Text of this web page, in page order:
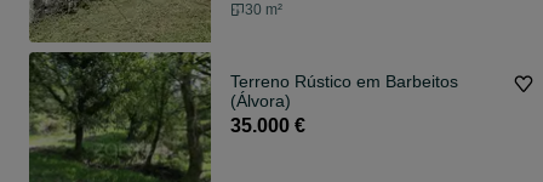
30 m²
Terreno Rústico em Barbeitos
(Álvora)
35.000 €